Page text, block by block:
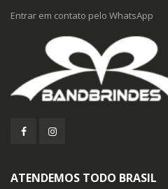
Entrar em contato pelo WhatsApp
ATENDEMOS TODO BRASIL